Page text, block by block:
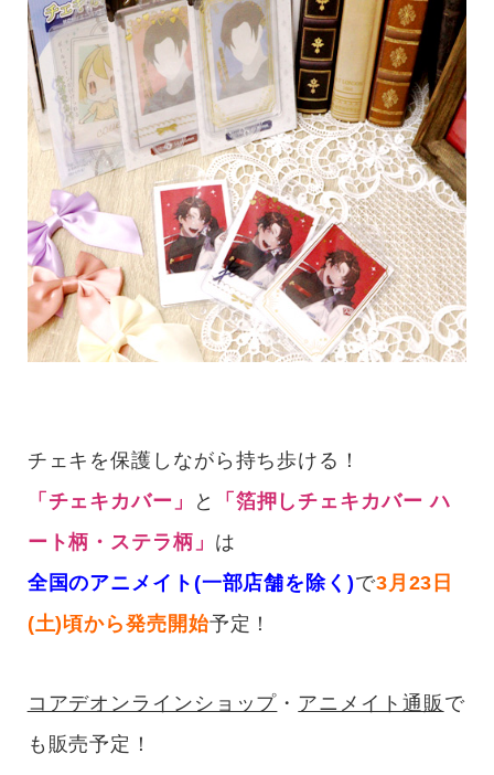
チェキを保護しながら持ち歩ける！
「チェキカバー」
と
「箔押しチェキカバー ハ
ート柄・ステラ柄」 は
全国のアニメイト(一部店舗を除く)で3月23日
(土)頃から発売開始予定！
コアデオンラインショップ ・ アニメイト通販 で
も販売予定！